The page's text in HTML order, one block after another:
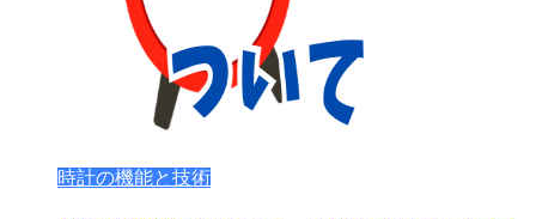
時計の機能と技術